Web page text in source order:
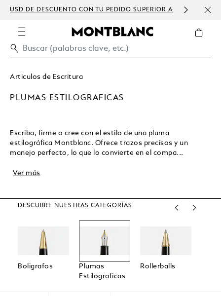
USD DE DESCUENTO CON TU PEDIDO SUPERIOR A
Articulos de Escritura
PLUMAS ESTILOGRAFICAS
Escriba, firme o cree con el estilo de una pluma
estilográfica Montblanc. Ofrece trazos precisos y un
manejo perfecto, lo que lo convierte en el compa...
Ver más
DESCUBRE NUESTRAS CATEGORÍAS
Boligrafos
Plumas
Estilograficas
Rollerballs